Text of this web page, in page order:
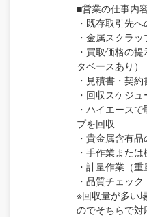
■営業の仕事内
・既存取引先
・金属スクラ
・買取価格の
タベースあり）
・見積書・契
・回収スケジ
・ハイエース
プを回収
・貴金属含有
・手作業また
・計量作業（
・品質チェッ
※回収量が多い
のでそちらで対